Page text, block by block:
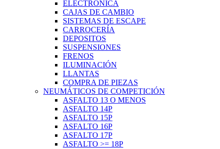
ELECTRÓNICA
CAJAS DE CAMBIO
SISTEMAS DE ESCAPE
CARROCERÍA
DEPOSITOS
SUSPENSIONES
FRENOS
ILUMINACIÓN
LLANTAS
COMPRA DE PIEZAS
NEUMÁTICOS DE COMPETICIÓN
ASFALTO 13 O MENOS
ASFALTO 14P
ASFALTO 15P
ASFALTO 16P
ASFALTO 17P
ASFALTO >= 18P